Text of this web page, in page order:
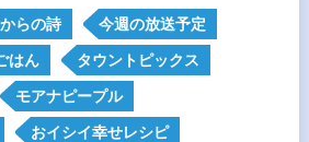
らの詩 今週の放送予定
はん タウントピックス
モアナピープル
おイシイ幸せレシピ